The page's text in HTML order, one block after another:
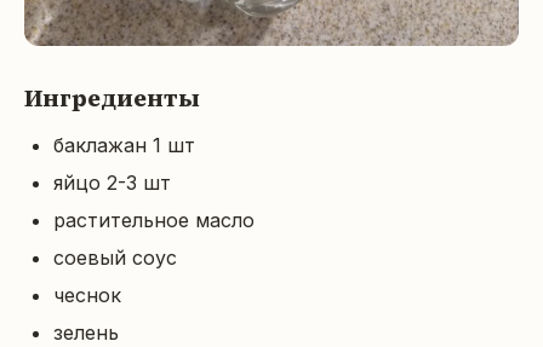
Ингредиенты
баклажан 1 шт
яйцо 2-3 шт
растительное масло
соевый соус
чеснок
зелень